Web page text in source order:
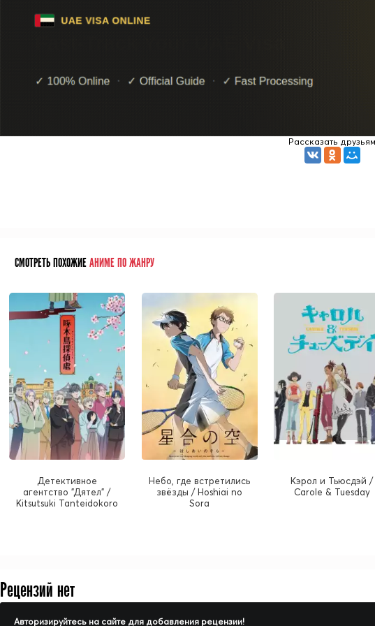
Рассказать друзьям
СМОТРЕТЬ ПОХОЖИЕАНИМЕ ПО ЖАНРУ
Детективное
агентство "Дятел" /
Kitsutsuki Tanteidokoro
Небо, где встретились
звёзды / Hoshiai no
Sora
Кэрол и Тьюсдэй /
Carole & Tuesday
Рецензий нет
Авторизируйтесь на сайте для добавления рецензии!